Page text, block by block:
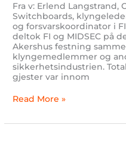
Fra v: Erlend Langstrand,
Switchboards,
og forsvarskoordinator i
deltok FI og MIDSEC på
Akershus festning
klyngemedlemmer og
sikkerhetsindustrien.
gjester var innom
Read More »